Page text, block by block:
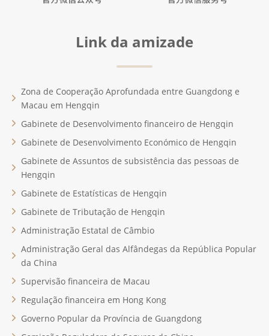
Link da amizade
Zona de Cooperação Aprofundada entre Guangdong e
Macau em Hengqin
Gabinete de Desenvolvimento financeiro de Hengqin
Gabinete de Desenvolvimento Económico de Hengqin
Gabinete de Assuntos de subsistência das pessoas de
Hengqin
Gabinete de Estatísticas de Hengqin
Gabinete de Tributação de Hengqin
Administração Estatal de Câmbio
Administração Geral das Alfândegas da República Popular
da China
Supervisão financeira de Macau
Regulação financeira em Hong Kong
Governo Popular da Província de Guangdong